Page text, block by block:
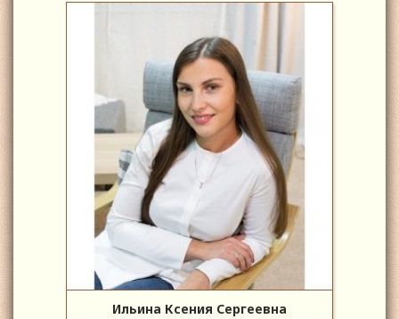
Ильина Ксения Сергеевна